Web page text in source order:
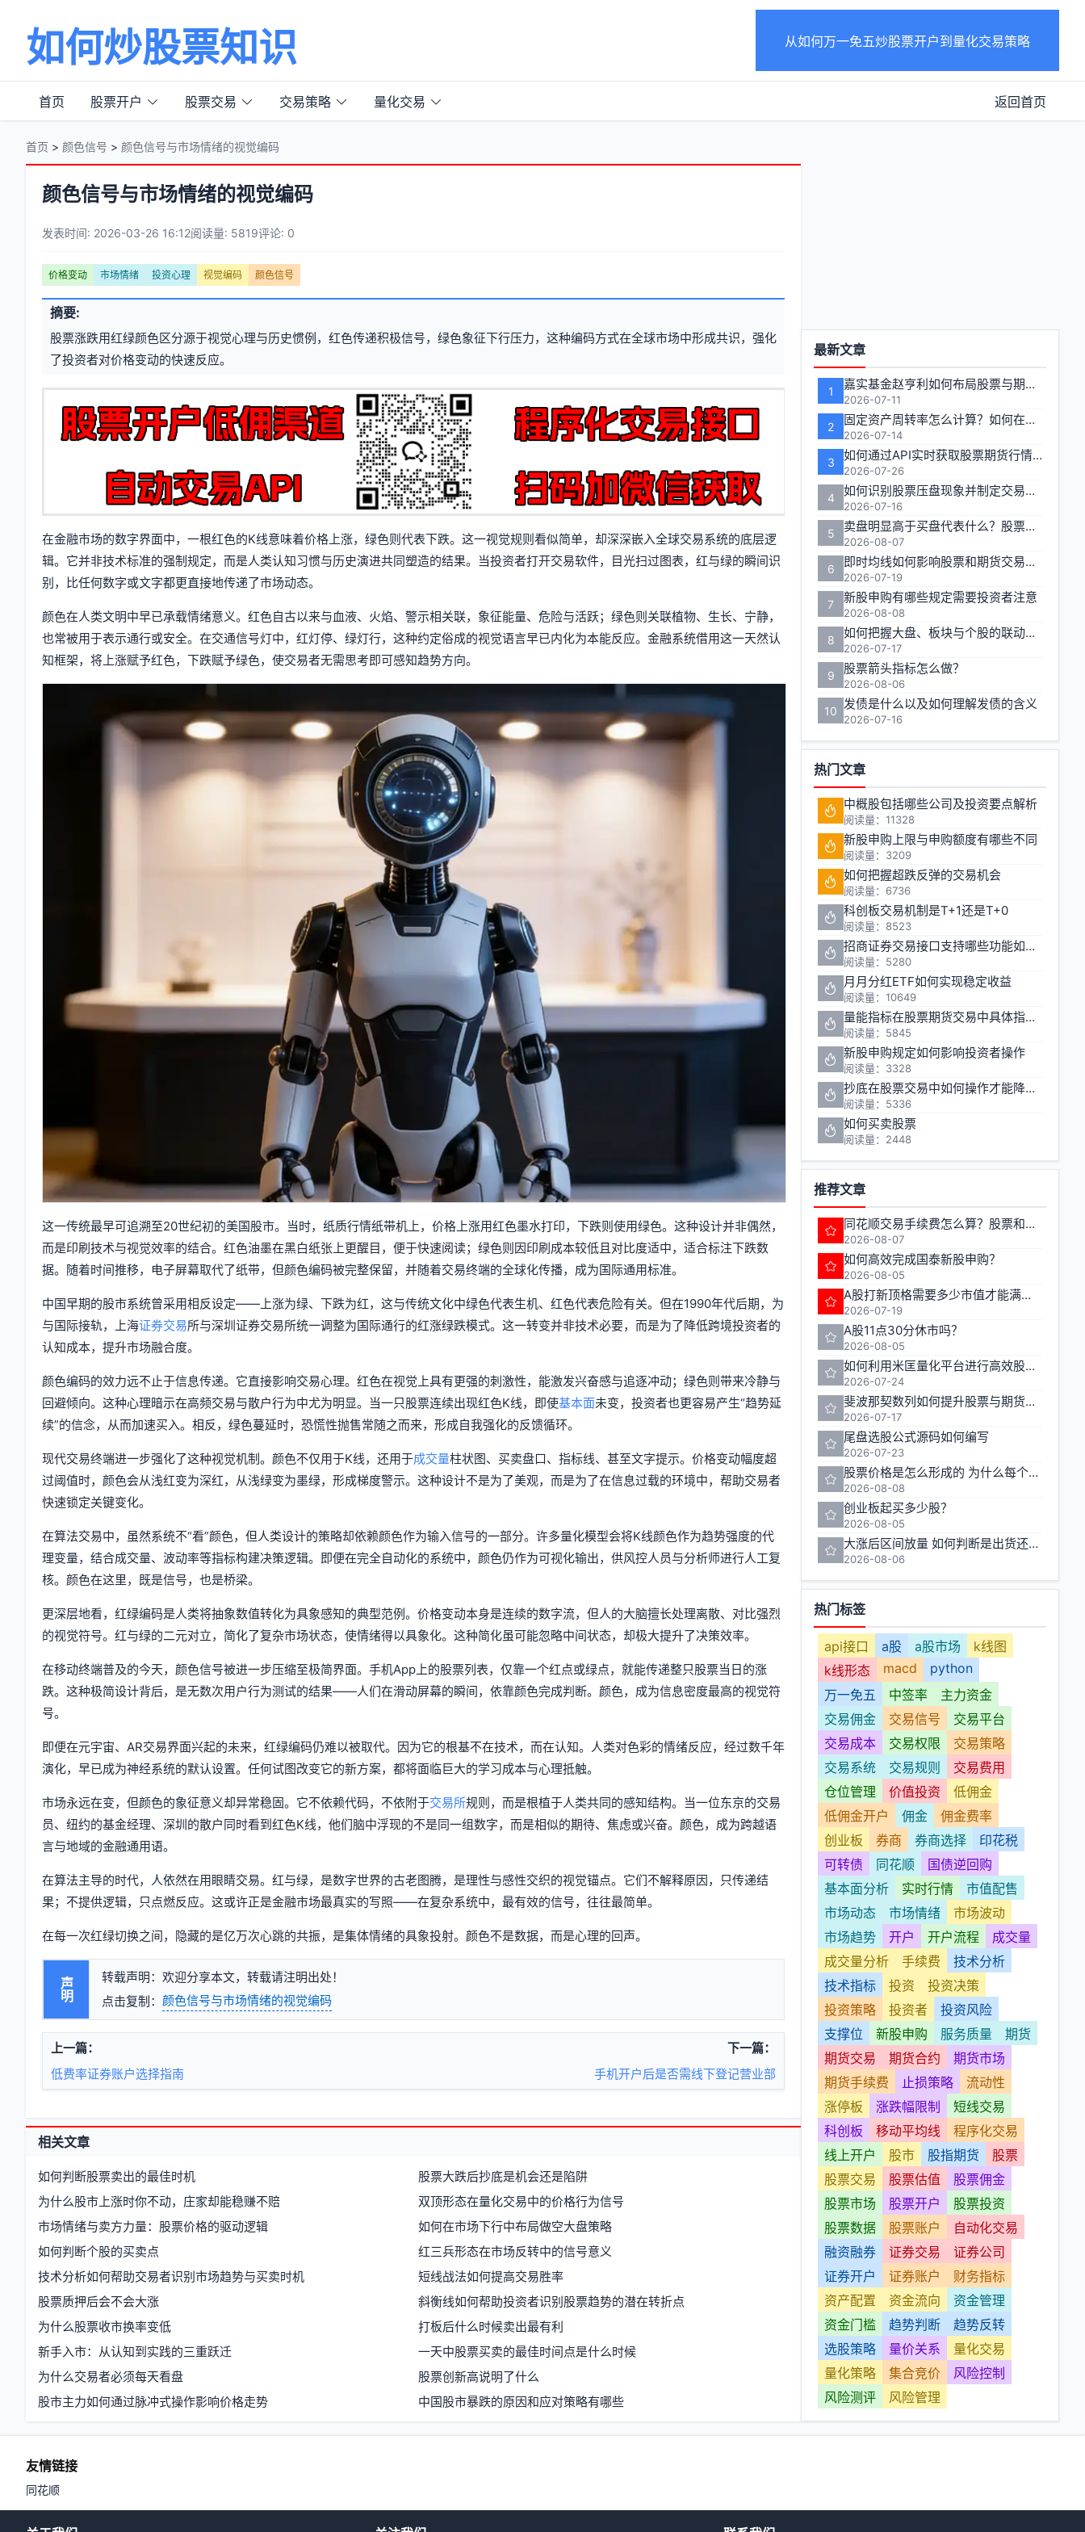
如何炒股票知识 从如何万一免五炒股票开户到量化交易策略
首页 股票开户 股票交易 交易策略 量化交易 返回首页
首页 > 颜色信号 > 颜色信号与市场情绪的视觉编码
颜色信号与市场情绪的视觉编码
章
元
信
发表时间: 2026-03-26 16:12阅读量: 5819评论: 0
文
章
标
签
价格变动 市场情绪 投资心理 视觉编码 颜色信号
摘要:
股票涨跌用红绿颜色区分源于视觉心理与历史惯例，红色传递积极信号，绿色象征下行压力，这种编码方式在全球市场中形成共识，强化
了投资者对价格变动的快速反应。
在金融市场的数字界面中，一根红色的K线意味着价格上涨，绿色则代表下跌。这一视觉规则看似简单，却深深嵌入全球交易系统的底层逻
辑。它并非技术标准的强制规定，而是人类认知习惯与历史演进共同塑造的结果。当投资者打开交易软件，目光扫过图表，红与绿的瞬间识
别，比任何数字或文字都更直接地传递了市场动态。
颜色在人类文明中早已承载情绪意义。红色自古以来与血液、火焰、警示相关联，象征能量、危险与活跃；绿色则关联植物、生长、宁静，
也常被用于表示通行或安全。在交通信号灯中，红灯停、绿灯行，这种约定俗成的视觉语言早已内化为本能反应。金融系统借用这一天然认
知框架，将上涨赋予红色，下跌赋予绿色，使交易者无需思考即可感知趋势方向。
这一传统最早可追溯至20世纪初的美国股市。当时，纸质行情纸带机上，价格上涨用红色墨水打印，下跌则使用绿色。这种设计并非偶然，
而是印刷技术与视觉效率的结合。红色油墨在黑白纸张上更醒目，便于快速阅读；绿色则因印刷成本较低且对比度适中，适合标注下跌数
据。随着时间推移，电子屏幕取代了纸带，但颜色编码被完整保留，并随着交易终端的全球化传播，成为国际通用标准。
中国早期的股市系统曾采用相反设定——上涨为绿、下跌为红，这与传统文化中绿色代表生机、红色代表危险有关。但在1990年代后期，为
与国际接轨，上海证券交易所与深圳证券交易所统一调整为国际通行的红涨绿跌模式。这一转变并非技术必要，而是为了降低跨境投资者的
认知成本，提升市场融合度。
颜色编码的效力远不止于信息传递。它直接影响交易心理。红色在视觉上具有更强的刺激性，能激发兴奋感与追逐冲动；绿色则带来冷静与
回避倾向。这种心理暗示在高频交易与散户行为中尤为明显。当一只股票连续出现红色K线，即使基本面未变，投资者也更容易产生“趋势延
续”的信念，从而加速买入。相反，绿色蔓延时，恐慌性抛售常随之而来，形成自我强化的反馈循环。
现代交易终端进一步强化了这种视觉机制。颜色不仅用于K线，还用于成交量柱状图、买卖盘口、指标线、甚至文字提示。价格变动幅度超
过阈值时，颜色会从浅红变为深红，从浅绿变为墨绿，形成梯度警示。这种设计不是为了美观，而是为了在信息过载的环境中，帮助交易者
快速锁定关键变化。
在算法交易中，虽然系统不“看”颜色，但人类设计的策略却依赖颜色作为输入信号的一部分。许多量化模型会将K线颜色作为趋势强度的代
理变量，结合成交量、波动率等指标构建决策逻辑。即便在完全自动化的系统中，颜色仍作为可视化输出，供风控人员与分析师进行人工复
核。颜色在这里，既是信号，也是桥梁。
更深层地看，红绿编码是人类将抽象数值转化为具象感知的典型范例。价格变动本身是连续的数字流，但人的大脑擅长处理离散、对比强烈
的视觉符号。红与绿的二元对立，简化了复杂市场状态，使情绪得以具象化。这种简化虽可能忽略中间状态，却极大提升了决策效率。
在移动终端普及的今天，颜色信号被进一步压缩至极简界面。手机App上的股票列表，仅靠一个红点或绿点，就能传递整只股票当日的涨
跌。这种极简设计背后，是无数次用户行为测试的结果——人们在滑动屏幕的瞬间，依靠颜色完成判断。颜色，成为信息密度最高的视觉符
号。
即便在元宇宙、AR交易界面兴起的未来，红绿编码仍难以被取代。因为它的根基不在技术，而在认知。人类对色彩的情绪反应，经过数千年
演化，早已成为神经系统的默认设置。任何试图改变它的新方案，都将面临巨大的学习成本与心理抵触。
市场永远在变，但颜色的象征意义却异常稳固。它不依赖代码，不依附于交易所规则，而是根植于人类共同的感知结构。当一位东京的交易
员、纽约的基金经理、深圳的散户同时看到红色K线，他们脑中浮现的不是同一组数字，而是相似的期待、焦虑或兴奋。颜色，成为跨越语
言与地域的金融通用语。
在算法主导的时代，人依然在用眼睛交易。红与绿，是数字世界的古老图腾，是理性与感性交织的视觉锚点。它们不解释原因，只传递结
果；不提供逻辑，只点燃反应。这或许正是金融市场最真实的写照——在复杂系统中，最有效的信号，往往最简单。
在每一次红绿切换之间，隐藏的是亿万次心跳的共振，是集体情绪的具象投射。颜色不是数据，而是心理的回声。
声明
转载声明：欢迎分享本文，转载请注明出处！
点击复制： 颜色信号与市场情绪的视觉编码
上一篇：
低费率证券账户选择指南
下一篇：
手机开户后是否需线下登记营业部
相关文章
如何判断股票卖出的最佳时机
股票大跌后抄底是机会还是陷阱
为什么股市上涨时你不动，庄家却能稳赚不赔
双顶形态在量化交易中的价格行为信号
市场情绪与卖方力量：股票价格的驱动逻辑
如何在市场下行中布局做空大盘策略
如何判断个股的买卖点
红三兵形态在市场反转中的信号意义
技术分析如何帮助交易者识别市场趋势与买卖时机
短线战法如何提高交易胜率
股票质押后会不会大涨
斜衡线如何帮助投资者识别股票趋势的潜在转折点
为什么股票收市换率变低
打板后什么时候卖出最有利
新手入市：从认知到实践的三重跃迁
一天中股票买卖的最佳时间点是什么时候
为什么交易者必须每天看盘
股票创新高说明了什么
股市主力如何通过脉冲式操作影响价格走势
中国股市暴跌的原因和应对策略有哪些
功
能
区
最新文章
1 嘉实基金赵亨利如何布局股票与期货市场
2026-07-11
2 固定资产周转率怎么计算？如何在投资分析中有效运用？
2026-07-14
3 如何通过API实时获取股票期货行情数据
2026-07-26
4 如何识别股票压盘现象并制定交易策略
2026-07-16
5 卖盘明显高于买盘代表什么？股票期货交易者如何应对
2026-08-07
6 即时均线如何影响股票和期货交易决策
2026-07-19
7 新股申购有哪些规定需要投资者注意
2026-08-08
8 如何把握大盘、板块与个股的联动效应实现收益最大化？
2026-07-17
9 股票箭头指标怎么做？
2026-08-06
10 发债是什么以及如何理解发债的含义
2026-07-16
热门文章
中概股包括哪些公司及投资要点解析
阅读量：11328
新股申购上限与申购额度有哪些不同
阅读量：3209
如何把握超跌反弹的交易机会
阅读量：6736
科创板交易机制是T+1还是T+0
阅读量：8523
招商证券交易接口支持哪些功能如何申请
阅读量：5280
月月分红ETF如何实现稳定收益
阅读量：10649
量能指标在股票期货交易中具体指哪些指标
阅读量：5845
新股申购规定如何影响投资者操作
阅读量：3328
抄底在股票交易中如何操作才能降低风险
阅读量：5336
如何买卖股票
阅读量：2448
推荐文章
同花顺交易手续费怎么算？股票和期货的费率有何不同？
2026-08-07
如何高效完成国泰新股申购？
2026-08-05
A股打新顶格需要多少市值才能满额申购
2026-07-19
A股11点30分休市吗？
2026-08-05
如何利用米匡量化平台进行高效股票与期货交易
2026-07-24
斐波那契数列如何提升股票与期货交易的准确性
2026-07-17
尾盘选股公式源码如何编写
2026-07-23
股票价格是怎么形成的 为什么每个人的卖出价不一样
2026-08-08
创业板起买多少股？
2026-08-05
大涨后区间放量 如何判断是出货还是洗盘
2026-08-06
热门标签
api接口 a股 a股市场
k线图
k线形态
macd
python
万一免五
中签率
主力资金
交易佣金
交易信号
交易平台
交易成本
交易权限
交易策略
交易系统
交易规则
交易费用
仓位管理
价值投资
低佣金
低佣金开户
佣金
佣金费率
创业板
券商 券商选择
印花税
可转债
同花顺
国债逆回购
基本面分析
实时行情
市值配售
市场动态
市场情绪
市场波动
市场趋势
开户 开户流程
成交量
成交量分析
手续费
技术分析
技术指标
投资
投资决策
投资策略
投资者
投资风险
支撑位
新股申购 服务质量
期货
期货交易
期货合约
期货市场
期货手续费
止损策略
流动性
涨停板
涨跌幅限制
短线交易
科创板
移动平均线
程序化交易
线上开户
股市 股指期货
股票
股票交易
股票估值
股票佣金
股票市场
股票开户
股票投资
股票数据
股票账户
自动化交易
融资融券
证券交易
证券公司
证券开户
证券账户
财务指标
资产配置
资金流向
资金管理
资金门槛
趋势判断
趋势反转
选股策略
量价关系
量化交易
量化策略
集合竞价
风险控制
风险测评
风险管理
友情链接
同花顺